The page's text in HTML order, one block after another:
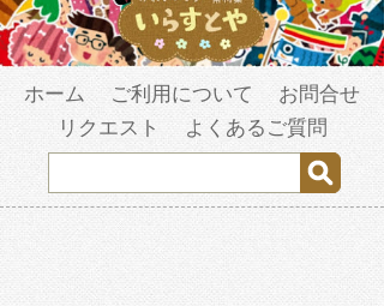
ホーム ご利用について
お問合せ
リクエスト
よくあるご質問